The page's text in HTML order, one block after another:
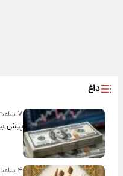
داغ
۷ ساعت پیش
پیش‌ بینی
۴ ساعت پیش